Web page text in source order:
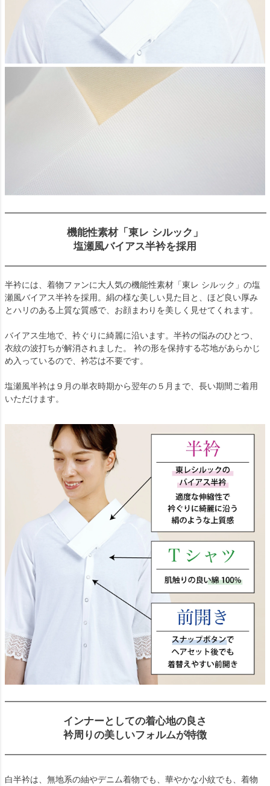
機能性素材「東レ シルック」
塩瀬風バイアス半衿を採用
半衿には、着物ファンに大人気の機能性素材「東レ シルック」の塩
瀬風バイアス半衿を採用。絹の様な美しい見た目と、ほど良い厚み
とハリのある上質な質感で、お顔まわりを美しく見せてくれます。
バイアス生地で、衿ぐりに綺麗に沿います。半衿の悩みのひとつ、
衣紋の波打ちが解消されました。 衿の形を保持する芯地があらかじ
め入っているので、衿芯は不要です。
塩瀬風半衿は９月の単衣時期から翌年の５月まで、長い期間ご着用
いただけます。
インナーとしての着心地の良さ
衿周りの美しいフォルムが特徴
白半衿は、無地系の紬やデニム着物でも、華やかな小紋でも、着物